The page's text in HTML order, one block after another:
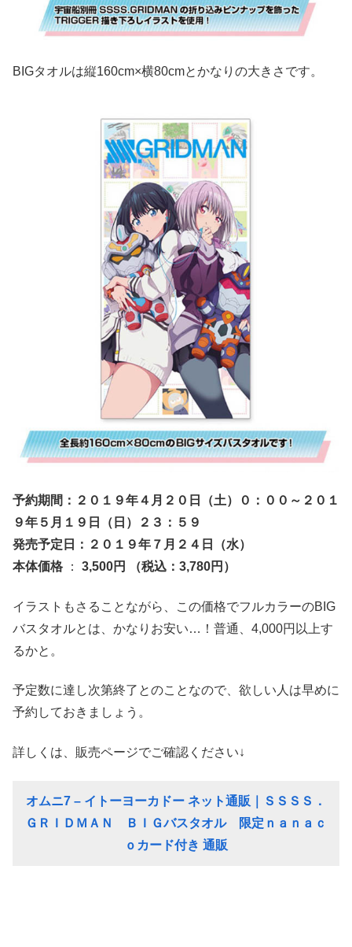
BIGタオルは縦160cm×横80cmとかなりの大きさです。
予約期間：２０１９年４月２０日（土）０：００～２０１
９年５月１９日（日）２３：５９
発売予定日：２０１９年７月２４日（水）
本体価格 ： 3,500円 （税込：3,780円）
イラストもさることながら、この価格でフルカラーのBIG
バスタオルとは、かなりお安い…！普通、4,000円以上す
るかと。
予定数に達し次第終了とのことなので、欲しい人は早めに
予約しておきましょう。
詳しくは、販売ページでご確認ください↓
オムニ7 – イトーヨーカドー ネット通販｜ＳＳＳＳ．
ＧＲＩＤＭＡＮ ＢＩＧバスタオル 限定ｎａｎａｃ
ｏカード付き 通販